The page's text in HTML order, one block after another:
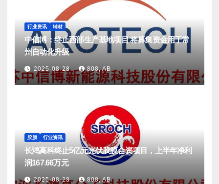
行业资讯 辅材
中信博：终止西部生产基地项目 将募集资金用于常
州自动化升级
2025-08-28 808, AB
胶膜 行业资讯
长鸿高科终止5亿元光伏胶膜合资项目，上半年净利
润167.66万元
2025-08-28 808, AB